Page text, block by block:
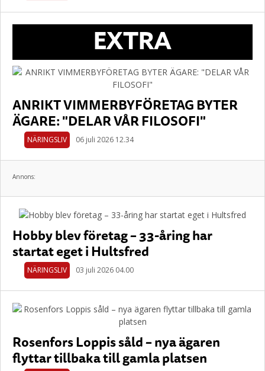
EXTRA
ANRIKT VIMMERBYFÖRETAG BYTER
ÄGARE: "DELAR VÅR FILOSOFI"
NÄRINGSLIV 06 juli 2026 12.34
Annons:
Hobby blev företag – 33-åring har
startat eget i Hultsfred
NÄRINGSLIV 03 juli 2026 04.00
Rosenfors Loppis såld – nya ägaren
flyttar tillbaka till gamla platsen